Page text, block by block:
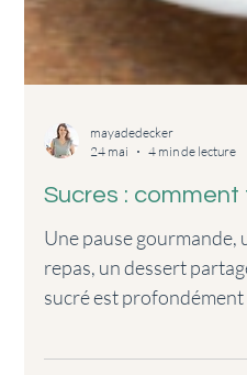
mayadedecker
24 mai
4 min de lecture